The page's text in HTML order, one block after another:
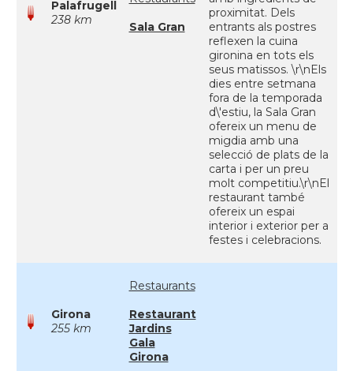
Palafrugell
238 km
Sala Gran
proximitat. Dels
entrants als postres
reflexen la cuina
gironina en tots els
seus matissos. \r\nEls
dies entre setmana
fora de la temporada
d\'estiu, la Sala Gran
ofereix un menu de
migdia amb una
selecció de plats de la
carta i per un preu
molt competitiu.\r\nEl
restaurant també
ofereix un espai
interior i exterior per a
festes i celebracions.
Girona
255 km
Restaurants
Restaurant
Jardins
Gala
Girona